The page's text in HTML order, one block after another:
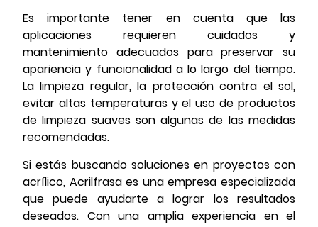
Es importante tener en cuenta que las
aplicaciones requieren cuidados y
mantenimiento adecuados para preservar su
apariencia y funcionalidad a lo largo del tiempo.
La limpieza regular, la protección contra el sol,
evitar altas temperaturas y el uso de productos
de limpieza suaves son algunas de las medidas
recomendadas.
Si estás buscando soluciones en proyectos con
acrílico, Acrilfrasa es una empresa especializada
que puede ayudarte a lograr los resultados
deseados. Con una amplia experiencia en el